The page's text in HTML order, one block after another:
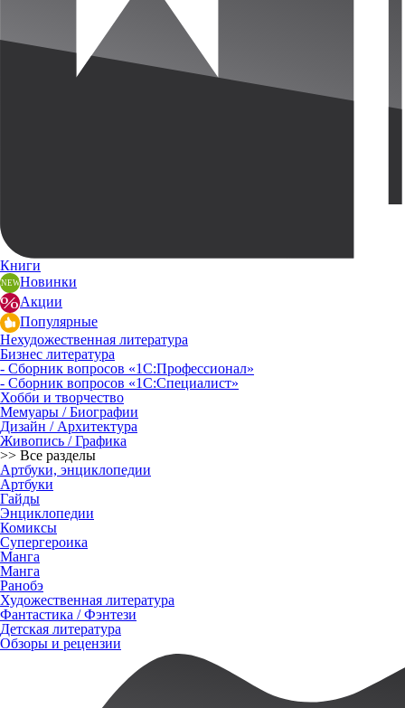
Книги
Новинки
Акции
Популярные
Нехудожественная литература
Бизнес литература
- Сборник вопросов «1С:Профессионал»
- Сборник вопросов «1С:Специалист»
Хобби и творчество
Мемуары / Биографии
Дизайн / Архитектура
Живопись / Графика
>> Все разделы
Артбуки, энциклопедии
Артбуки
Гайды
Энциклопедии
Комиксы
Супергероика
Манга
Манга
Ранобэ
Художественная литература
Фантастика / Фэнтези
Детская литература
Обзоры и рецензии